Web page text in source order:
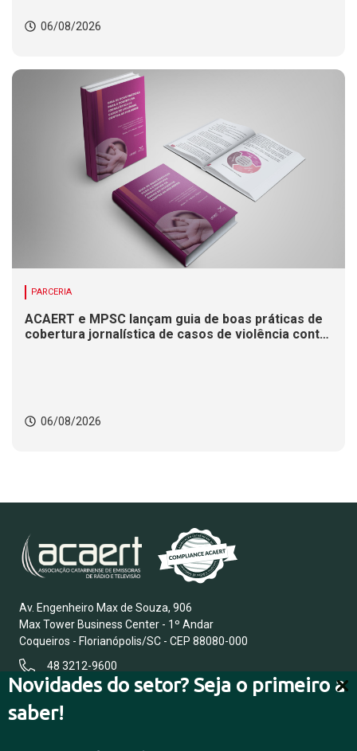
Novidades do setor? Seja o primeiro a
saber!
06/08/2026
PARCERIA
ACAERT e MPSC lançam guia de boas práticas de
cobertura jornalística de casos de violência contra
06/08/2026
Av. Engenheiro Max de Souza, 906
Max Tower Business Center - 1º Andar
Coqueiros - Florianópolis/SC - CEP 88080-000
48 3212-9600
FALE CONOSCO